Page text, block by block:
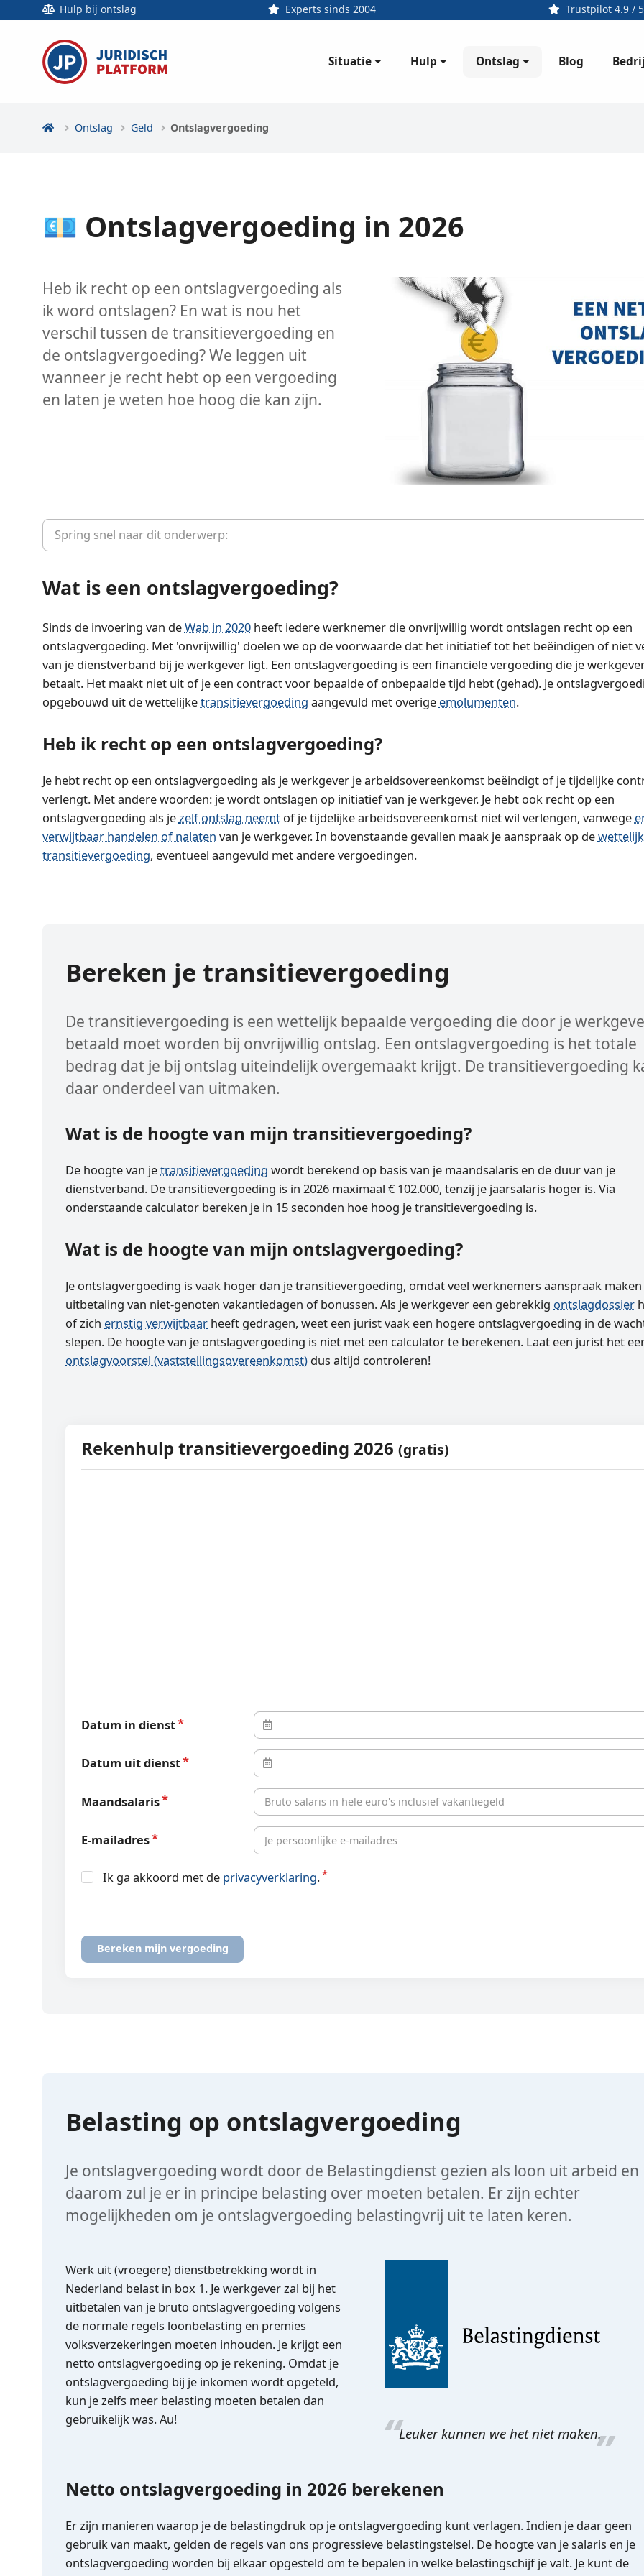
Hulp bij ontslag Experts sinds 2004 Trustpilot 4.9 / 5
Situatie Hulp Ontslag Blog
Ontslag Geld Ontslagvergoeding
💶 Ontslagvergoeding in 2026
Heb ik recht op een ontslagvergoeding als
ik word ontslagen? En wat is nou het
verschil tussen de transitievergoeding en
de ontslagvergoeding? We leggen uit
wanneer je recht hebt op een vergoeding
en laten je weten hoe hoog die kan zijn.
Spring snel naar dit onderwerp:
Wat is een ontslagvergoeding?
Sinds de invoering van deWab in 2020heeft iedere werknemer die onvrijwillig wordt ontslagen recht op een
ontslagvergoeding. Met 'onvrijwillig' doelen we op de voorwaarde dat het initiatief tot het beëindigen of niet
van je dienstverband bij je werkgever ligt. Een ontslagvergoeding is een financiële vergoeding die je
betaalt. Het maakt niet uit of je een contract voor bepaalde of onbepaalde tijd hebt (gehad). Je
opgebouwd uit de wettelijketransitievergoeding aangevuld met overige emolumenten.
Heb ik recht op een ontslagvergoeding?
Je hebt recht op een ontslagvergoeding als je werkgever je arbeidsovereenkomst beëindigt of je tijdelijke
verlengt. Met andere woorden: je wordt ontslagen op initiatief van je werkgever. Je hebt ook recht op een
ontslagvergoeding als jezelf ontslag neemtof je tijdelijke arbeidsovereenkomst niet wil verlengen, vanwege
verwijtbaar handelen of nalaten van je werkgever. In bovenstaande gevallen maak je aanspraak op de
transitievergoeding, eventueel aangevuld met andere vergoedingen.
Bereken je transitievergoeding
De transitievergoeding is een wettelijk bepaalde vergoeding die door je
betaald moet worden bij onvrijwillig ontslag. Een ontslagvergoeding is het totale
bedrag dat je bij ontslag uiteindelijk overgemaakt krijgt. De transitievergoeding
daar onderdeel van uitmaken.
Wat is de hoogte van mijn transitievergoeding?
De hoogte van jetransitievergoeding wordt berekend op basis van je maandsalaris en de duur van je
dienstverband. De transitievergoeding is in 2026 maximaal € 102.000, tenzij je jaarsalaris hoger is. Via
onderstaande calculator bereken je in 15 seconden hoe hoog je transitievergoeding is.
Wat is de hoogte van mijn ontslagvergoeding?
Je ontslagvergoeding is vaak hoger dan je transitievergoeding, omdat veel werknemers aanspraak
uitbetaling van niet-genoten vakantiedagen of bonussen. Als je werkgever een gebrekkig ontslagdossier
of zich ernstig verwijtbaar heeft gedragen, weet een jurist vaak een hogere ontslagvergoeding in de
slepen. De hoogte van je ontslagvergoeding is niet met een calculator te berekenen. Laat een jurist het
ontslagvoorstel (vaststellings­overeenkomst) dus altijd controleren!
Rekenhulp transitievergoeding 2026 (gratis)
Datum in dienst
Datum uit dienst
Maandsalaris
E-mailadres
Ik ga akkoord met de privacyverklaring.
Belasting op ontslagvergoeding
Je ontslagvergoeding wordt door de Belastingdienst gezien als loon uit arbeid en
daarom zul je er in principe belasting over moeten betalen. Er zijn echter
mogelijkheden om je ontslagvergoeding belastingvrij uit te laten keren.
Werk uit (vroegere) dienstbetrekking wordt in
Nederland belast in box 1. Je werkgever zal bij het
uitbetalen van je bruto ontslagvergoeding volgens
de normale regels loonbelasting en premies
volksverzekeringen moeten inhouden. Je krijgt een
netto ontslagvergoeding op je rekening. Omdat je
ontslagvergoeding bij je inkomen wordt opgeteld,
kun je zelfs meer belasting moeten betalen dan
gebruikelijk was. Au!
Leuker kunnen we het niet maken.
Netto ontslagvergoeding in 2026 berekenen
Er zijn manieren waarop je de belastingdruk op je ontslagvergoeding kunt verlagen. Indien je daar geen
gebruik van maakt, gelden de regels van ons progressieve belastingstelsel. De hoogte van je salaris en je
ontslagvergoeding worden bij elkaar opgesteld om te bepalen in welke belastingschijf je valt. Je kunt de